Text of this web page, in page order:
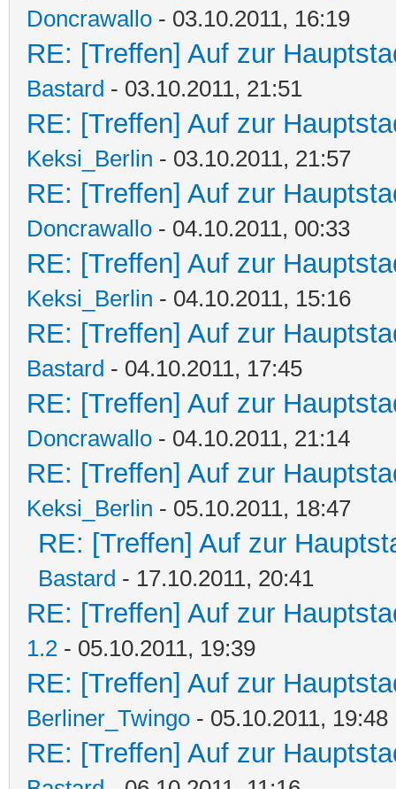
Doncrawallo - 03.10.2011, 16:19
RE: [Treffen] Auf zur
Bastard - 03.10.2011, 21:51
RE: [Treffen] Auf zur
Keksi_Berlin - 03.10.2011, 21:57
RE: [Treffen] Auf zur
Doncrawallo - 04.10.2011, 00:33
RE: [Treffen] Auf zur
Keksi_Berlin - 04.10.2011, 15:16
RE: [Treffen] Auf zur
Bastard - 04.10.2011, 17:45
RE: [Treffen] Auf zur
Doncrawallo - 04.10.2011, 21:14
RE: [Treffen] Auf zur
Keksi_Berlin - 05.10.2011, 18:47
RE: [Treffen] Auf zur
Bastard - 17.10.2011, 20:41
RE: [Treffen] Auf zur
1.2 - 05.10.2011, 19:39
RE: [Treffen] Auf zur
Berliner_Twingo - 05.10.2011, 19:48
RE: [Treffen] Auf zur